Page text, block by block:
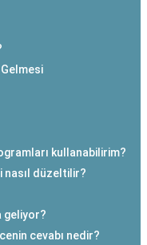
kullanabilirim?
nasıl düzeltilir?
geliyor?
cevabı nedir?